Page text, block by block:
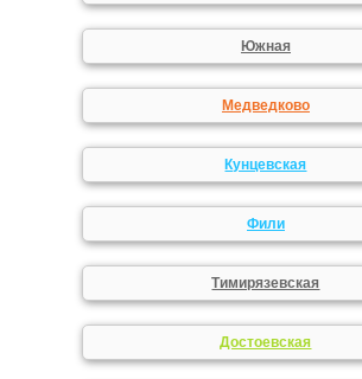
Южная
Медведково
Кунцевская
Фили
Тимирязевская
Достоевская